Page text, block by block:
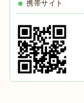
携帯サイト